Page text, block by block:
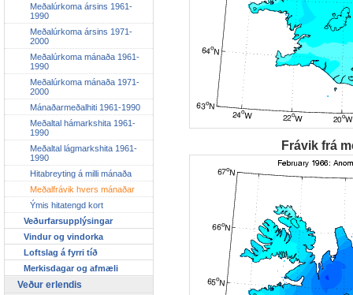
Frávik frá
Meðalúrkoma ársins 1961-
1990
Meðalúrkoma ársins 1971-
2000
Meðalúrkoma mánaða 1961-
1990
Meðalúrkoma mánaða 1971-
2000
Mánaðarmeðalhiti 1961-1990
Meðaltal hámarkshita 1961-
1990
Meðaltal lágmarkshita 1961-
1990
Hitabreyting á milli mánaða
Meðalfrávik hvers mánaðar
Ýmis hitatengd kort
Veðurfarsupplýsingar
Vindur og vindorka
Loftslag á fyrri tíð
Merkisdagar og afmæli
Veður erlendis